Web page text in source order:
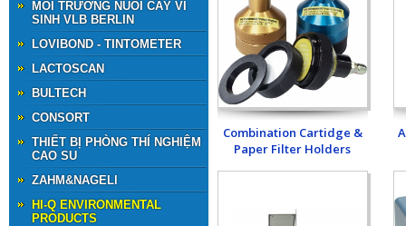
MÔI TRƯỜNG NUÔI CẤY VI
SINH VLB BERLIN
LOVIBOND - TINTOMETER
LACTOSCAN
BULTECH
CONSORT
THIẾT BỊ PHÒNG THÍ NGHIỆM
CAO SU
ZAHM&NAGELl
HI-Q ENVIRONMENTAL
PRODUCTS
Combination Cartidge &
Paper Filter Holders